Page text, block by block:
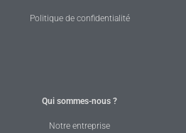
Politique de confidentialité
Qui sommes-nous ?
Notre entreprise